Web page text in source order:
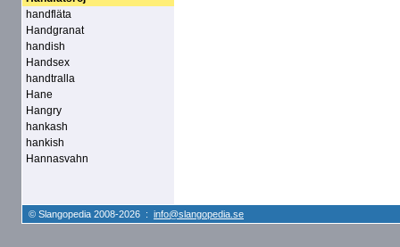
handfläta
Handgranat
handish
Handsex
handtralla
Hane
Hangry
hankash
hankish
Hannasvahn
© Slangopedia 2008-2026 : info@slangopedia.se